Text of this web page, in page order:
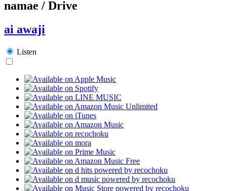
namae / Drive
ai awaji
Listen